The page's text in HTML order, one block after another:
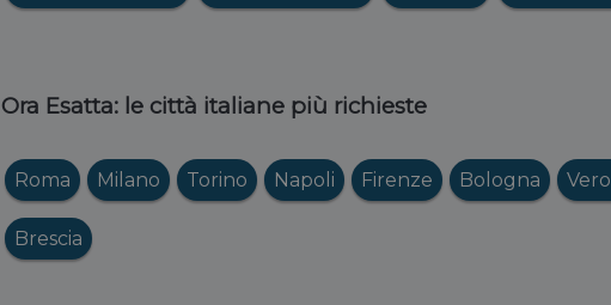
Ora Esatta: le città italiane più richieste
Roma Milano Torino Napoli Firenze Bologna
Brescia